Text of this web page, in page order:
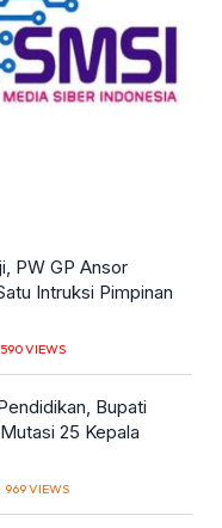
PW GP Ansor
Intruksi Pimpinan
VIEWS
Bupati
25 Kepala
969VIEWS